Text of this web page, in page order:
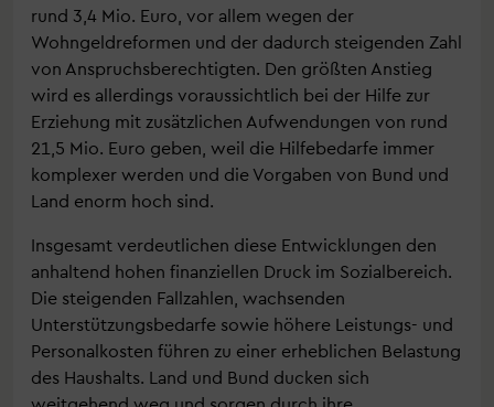
rund 3,4 Mio. Euro, vor allem wegen der
Wohngeldreformen und der dadurch steigenden Zahl
von Anspruchsberechtigten. Den größten Anstieg
wird es allerdings voraussichtlich bei der Hilfe zur
Erziehung mit zusätzlichen Aufwendungen von rund
21,5 Mio. Euro geben, weil die Hilfebedarfe immer
komplexer werden und die Vorgaben von Bund und
Land enorm hoch sind.
Insgesamt verdeutlichen diese Entwicklungen den
anhaltend hohen finanziellen Druck im Sozialbereich.
Die steigenden Fallzahlen, wachsenden
Unterstützungsbedarfe sowie höhere Leistungs- und
Personalkosten führen zu einer erheblichen Belastung
des Haushalts. Land und Bund ducken sich